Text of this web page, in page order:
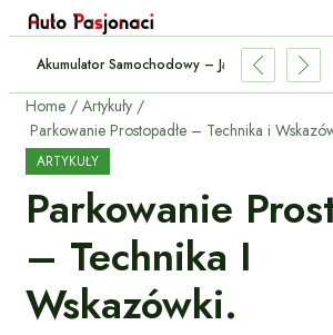
Holować Przyczepę? – Przepisy I Praktyczne Porady
Home
Artykuły
Parkowanie Prostopadłe – Technika i
ARTYKUŁY
Parkowanie
– Technika I
Wskazówki.